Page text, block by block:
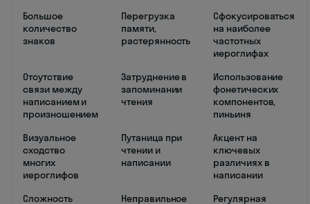
Большое
количество
знаков
Перегрузка
памяти,
растерянность
Сфокусироваться
на наиболее
частотных
иероглифах
Отсутствие
связи между
написанием и
произношением
Затруднение в
запоминании
чтения
Использование
фонетических
компонентов,
пиньиня
Визуальное
сходство
многих
иероглифов
Путаница при
чтении и
написании
Акцент на
ключевых
различиях в
написании
Сложность
Неправильное Регулярная